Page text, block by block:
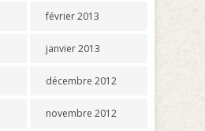
février 2013
janvier 2013
décembre 2012
novembre 2012